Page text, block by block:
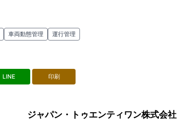
車両動態管理 運行管理
LINE 印刷
ジャパン・トゥエンティワン株式会社